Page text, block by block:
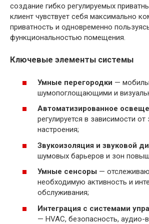
создание гибко регулируемых
клиент чувствует себя максимально
приватность и одновременно
функциональностью помещения.
Ключевые элементы системы
Умные перегородки —
шумопоглощающими и
Автоматизированное
регулируется в зависимости от
настроения;
Звукоизоляция и звуковой
шумовых барьеров и зон
Умные сенсоры —
необходимую активность и
обслуживания;
Интеграция с системами
— HVAC, безопасность, аудио-